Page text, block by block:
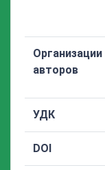
Организации
авторов
УДК
DOI